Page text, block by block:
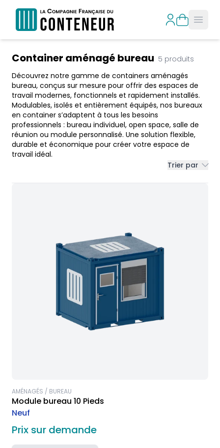
Products
Container aménagé bureau 5 produits
Découvrez notre gamme de containers aménagés
bureau, conçus sur mesure pour offrir des espaces de
travail modernes, fonctionnels et rapidement installés.
Modulables, isolés et entièrement équipés, nos bureaux
en container s’adaptent à tous les besoins
professionnels : bureau individuel, open space, salle de
réunion ou module personnalisé. Une solution flexible,
durable et économique pour créer votre espace de
travail idéal.
Trier par
AMÉNAGÉS / BUREAU
Module bureau 10 Pieds
Neuf
Prix sur demande